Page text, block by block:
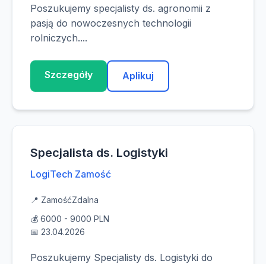
Poszukujemy specjalisty ds. agronomii z
pasją do nowoczesnych technologii
rolniczych....
Szczegóły Aplikuj
Specjalista ds. Logistyki
LogiTech Zamość
📍 ZamośćZdalna
💰 6000 - 9000 PLN
📅 23.04.2026
Poszukujemy Specjalisty ds. Logistyki do